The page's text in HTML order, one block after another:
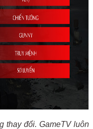
thay đổi. GameTV luôn